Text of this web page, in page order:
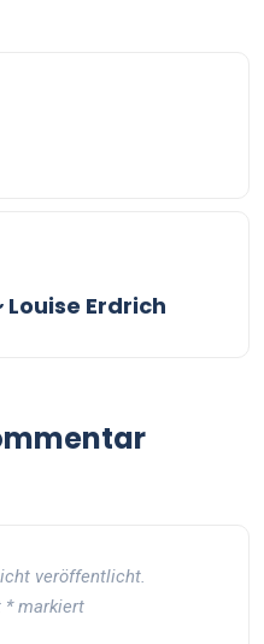
Erdrich
veröffentlicht.
*markiert